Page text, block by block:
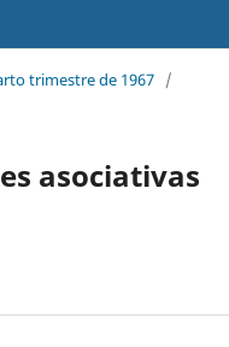
trimestre de 1967 /
asociativas